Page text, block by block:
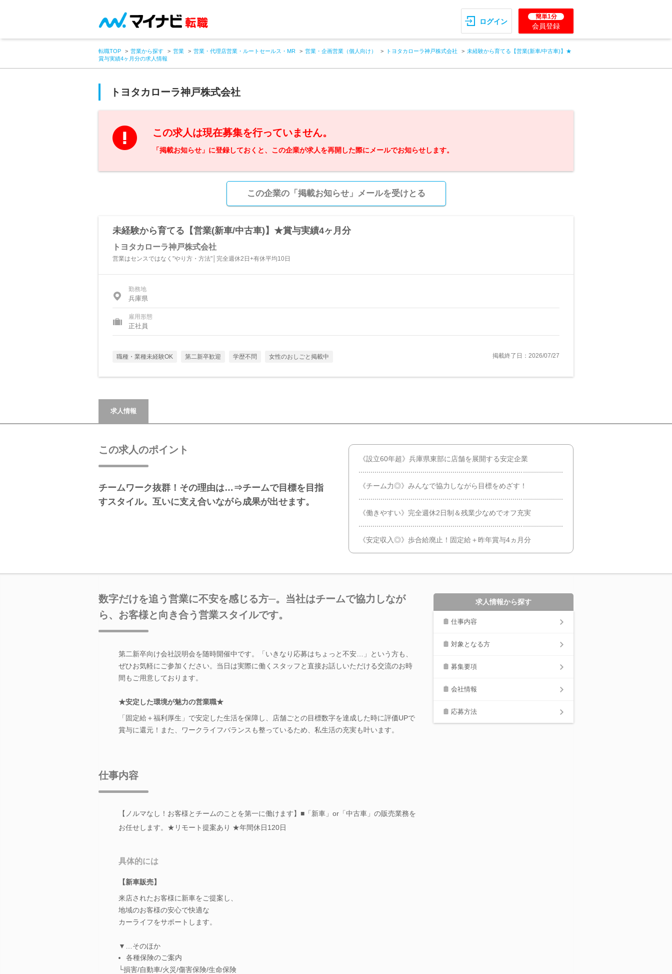
ログイン
簡単1分
会員登録
転職TOP 営業から探す 営業 営業・代理店営業・ルートセールス・MR 営業・企画営業（個人向け） トヨタカローラ神戸株式会社
未経験から育てる【営業(新車/中古車)】★
賞与実績4ヶ月分の求人情報
トヨタカローラ神戸株式会社
この求人は現在募集を行っていません。
「掲載お知らせ」に登録しておくと、この企業が求人を再開した際にメールでお知らせします。
この企業の「掲載お知らせ」メールを受けとる
未経験から育てる【営業(新車/中古車)】★賞与実績4ヶ月分
トヨタカローラ神戸株式会社
営業はセンスではなく"やり方・方法"│完全週休2日+有休平均10日
勤務地
兵庫県
雇用形態
正社員
職種・業種未経験OK 第二新卒歓迎 学歴不問 女性のおしごと掲載中 掲載終了日：2026/07/27
求人情報
この求人のポイント
チームワーク抜群！その理由は…⇒チームで目標を目指
すスタイル。互いに支え合いながら成果が出せます。
《設立60年超》兵庫県東部に店舗を展開する安定企業
《チーム力◎》みんなで協力しながら目標をめざす！
《働きやすい》完全週休2日制＆残業少なめでオフ充実
《安定収入◎》歩合給廃止！固定給＋昨年賞与4ヵ月分
数字だけを追う営業に不安を感じる方─。当社はチームで協力しなが
ら、お客様と向き合う営業スタイルです。
第二新卒向け会社説明会を随時開催中です。「いきなり応募はちょっと不安…」という方も、
ぜひお気軽にご参加ください。当日は実際に働くスタッフと直接お話しいただける交流のお時
間もご用意しております。
★安定した環境が魅力の営業職★
「固定給＋福利厚生」で安定した生活を保障し、店舗ごとの目標数字を達成した時に評価UPで
賞与に還元！また、ワークライフバランスも整っているため、私生活の充実も叶います。
仕事内容
【ノルマなし！お客様とチームのことを第一に働けます】■「新車」or「中古車」の販売業務を
お任せします。★リモート提案あり ★年間休日120日
具体的には
【新車販売】
来店されたお客様に新車をご提案し、
地域のお客様の安心で快適な
カーライフをサポートします。
▼…そのほか
各種保険のご案内
└損害/自動車/火災/傷害保険/生命保険
求人情報から探す
仕事内容
対象となる方
募集要項
会社情報
応募方法